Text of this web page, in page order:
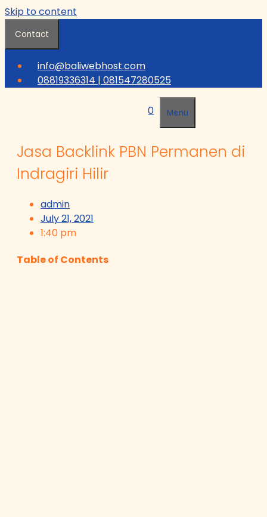
Skip to content
Contact
info@baliwebhost.com
08819336314 | 081547280525
0 Menu
Jasa Backlink PBN Permanen di
Indragiri Hilir
admin
July 21, 2021
1:40 pm
Table of Contents